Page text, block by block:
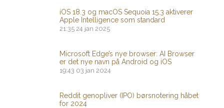
iOS 18.3 og macOS Sequoia 15.3 aktiverer
Apple Intelligence som standard
21:35 24 jan 2025
Microsoft Edge’s nye browser: AI Browser
er det nye navn på Android og iOS
19:43 03 jan 2024
Reddit genopliver (IPO) børsnotering håbet
for 2024